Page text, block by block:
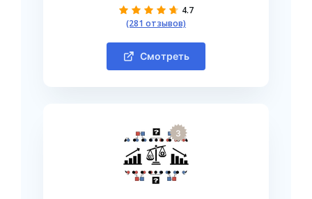
4.7
(281 отзывов)
Смотреть
3